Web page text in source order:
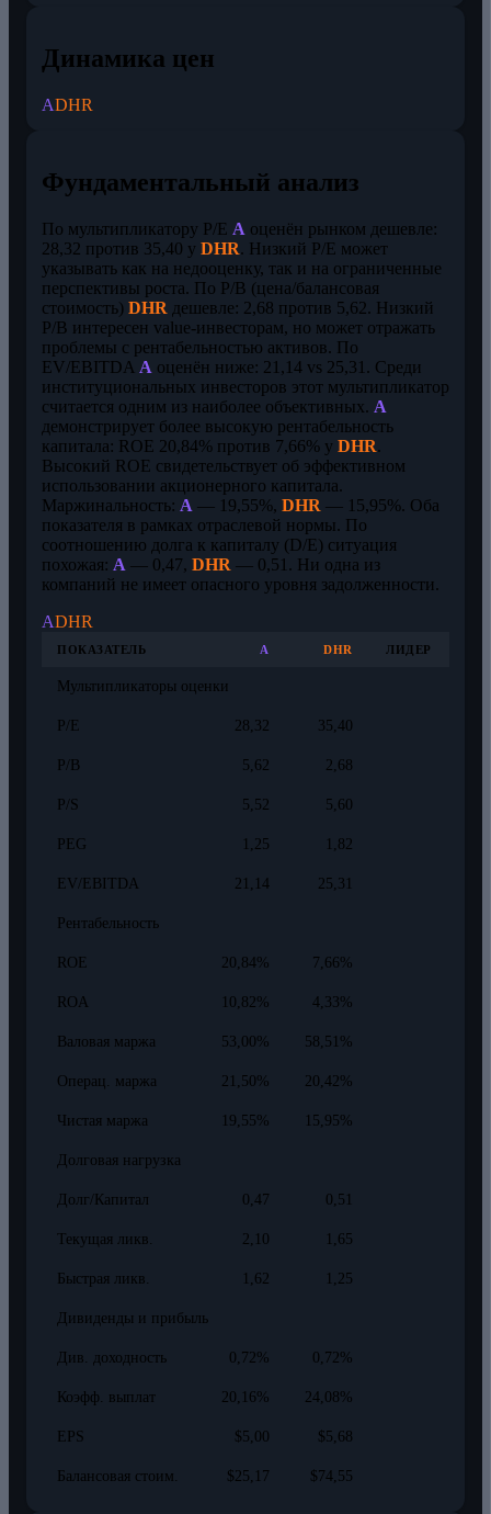
Динамика цен
ADHR
Фундаментальный анализ
По мультипликатору P/E A оценён рынком дешевле:
28,32 против 35,40 у DHR. Низкий P/E может
указывать как на недооценку, так и на ограниченные
перспективы роста. По P/B (цена/балансовая
стоимость) DHR дешевле: 2,68 против 5,62. Низкий
P/B интересен value-инвесторам, но может отражать
проблемы с рентабельностью активов. По
EV/EBITDA A оценён ниже: 21,14 vs 25,31. Среди
институциональных инвесторов этот мультипликатор
считается одним из наиболее объективных. A
демонстрирует более высокую рентабельность
капитала: ROE 20,84% против 7,66% у DHR.
Высокий ROE свидетельствует об эффективном
использовании акционерного капитала.
Маржинальность: A — 19,55%, DHR — 15,95%. Оба
показателя в рамках отраслевой нормы. По
соотношению долга к капиталу (D/E) ситуация
похожая: A — 0,47, DHR — 0,51. Ни одна из
компаний не имеет опасного уровня задолженности.
ADHR
ПОКАЗАТЕЛЬ A DHR ЛИДЕР
Мультипликаторы оценки
P/E 28,32 35,40
P/B 5,62 2,68
P/S 5,52 5,60
PEG 1,25 1,82
EV/EBITDA 21,14 25,31
Рентабельность
ROE 20,84% 7,66%
ROA 10,82% 4,33%
Валовая маржа 53,00% 58,51%
Операц. маржа 21,50% 20,42%
Чистая маржа 19,55% 15,95%
Долговая нагрузка
Долг/Капитал 0,47 0,51
Текущая ликв. 2,10 1,65
Быстрая ликв. 1,62 1,25
Дивиденды и прибыль
Див. доходность 0,72% 0,72%
Коэфф. выплат 20,16% 24,08%
EPS $5,00 $5,68
Балансовая стоим. $25,17 $74,55